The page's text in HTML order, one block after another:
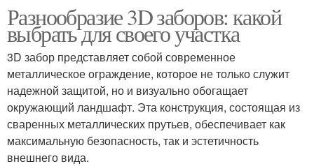
Разнообразие 3D заборов: какой
выбрать для своего участка
3D забор представляет собой современное
металлическое ограждение, которое не только служит
надежной защитой, но и визуально обогащает
окружающий ландшафт. Эта конструкция, состоящая из
сваренных металлических прутьев, обеспечивает как
максимальную безопасность, так и эстетичность
внешнего вида.